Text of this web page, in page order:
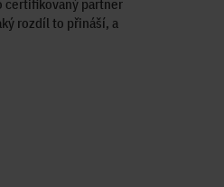
certifikovaný partner
rozdíl to přináší, a